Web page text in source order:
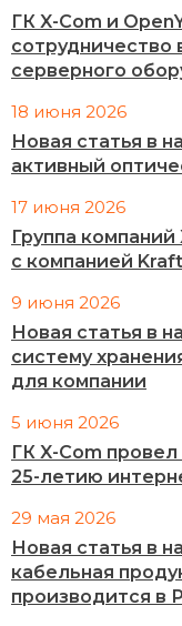
ГК X-Com и
сотрудничество
серверного
18 июня 2026
Новая статья в
активный
17 июня 2026
Группа
с компанией
9 июня 2026
Новая статья в
систему
для компании
5 июня 2026
ГК X-Com
25-летию
29 мая 2026
Новая статья в
кабельная
производится в